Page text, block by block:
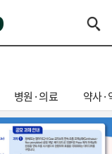
병원·의료 약사·